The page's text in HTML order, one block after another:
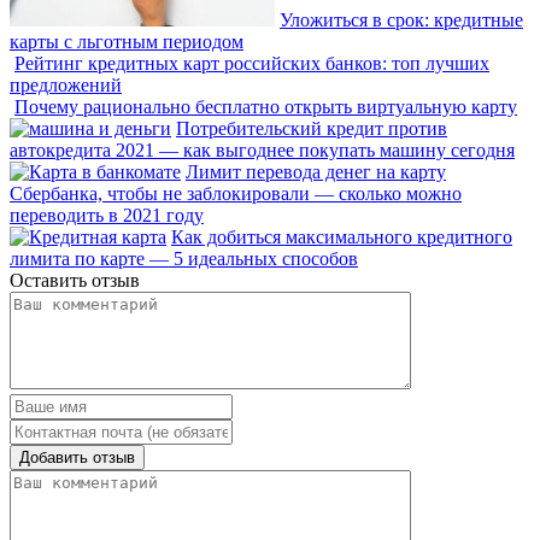
Уложиться в срок: кредитные
карты с льготным периодом
Рейтинг кредитных карт российских банков: топ лучших
предложений
Почему рационально бесплатно открыть виртуальную карту
Потребительский кредит против
автокредита 2021 — как выгоднее покупать машину сегодня
Лимит перевода денег на карту
Сбербанка, чтобы не заблокировали — сколько можно
переводить в 2021 году
Как добиться максимального кредитного
лимита по карте — 5 идеальных способов
Оставить отзыв